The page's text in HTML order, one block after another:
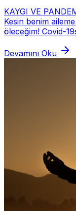
KAYGI VE
Kesin benim
öleceğim! Covid-
Devamını Oku